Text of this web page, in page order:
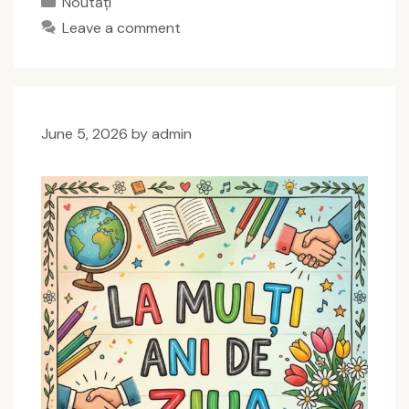
Leave a comment
June 5, 2026 byadmin